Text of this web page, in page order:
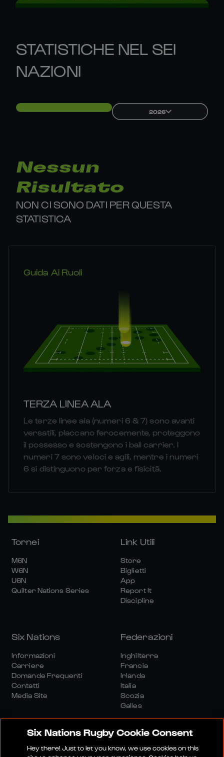
STATISTICHE NEL SEI
NAZIONI
2026
Nessun
Risultato
NON CI SONO DATI PER QUESTA
STATISTICA
Guida Ai Ruoli
TERZA LINEA ALA
Le terze linee ala (numeri 6 & 7) sono avanti
versatili, placcano ferocemente, proteggono
il possesso e sostengono i ball carrier. I
numeri 7 sono veloci e agili, mentre i numeri
6 si distinguono per forza e fisicità.
Tornei
M6N
W6N
U6N
Quilter Nations Series
Link Utili
Store
Biglietti
App
Report It
Discipline
Six Nations
Informazioni
Carriere
Domande Frequenti
Contatti
Media Site
Federazioni
Inghilterra
Francia
Irlanda
Italia
Scozia
Galles
Six Nations Rugby Cookie Consent
Hey there! Just to let you know, we use cookies on this